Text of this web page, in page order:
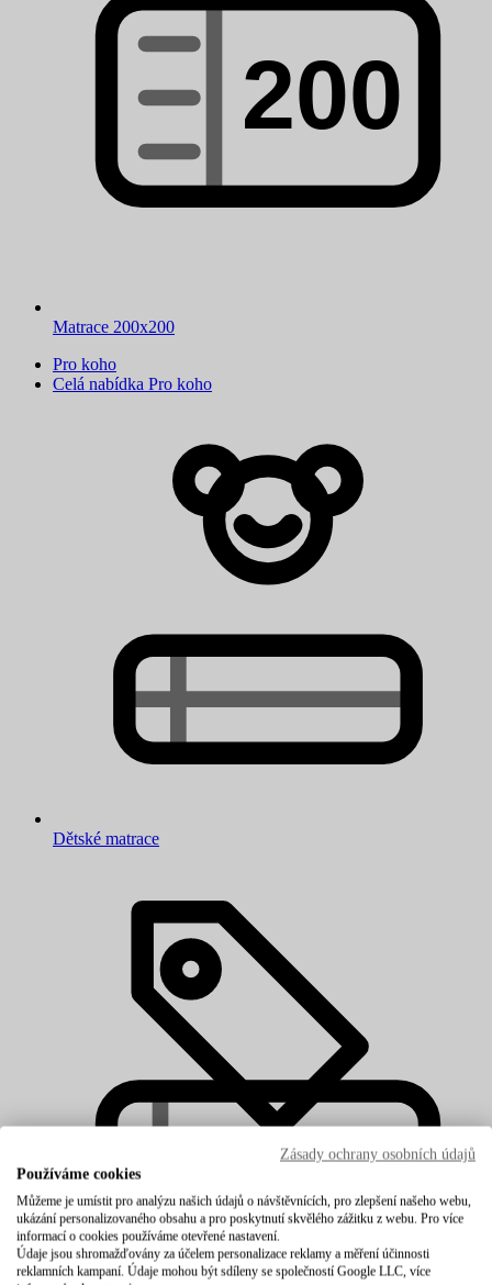
Matrace 200x200
Pro koho
Celá nabídka Pro koho
Dětské matrace
Zásady ochrany osobních údajů
Používáme cookies
Můžeme je umístit pro analýzu našich údajů o návštěvnících, pro zlepšení našeho webu,
ukázání personalizovaného obsahu a pro poskytnutí skvělého zážitku z webu. Pro více
informací o cookies používáme otevřené nastavení.
Údaje jsou shromažďovány za účelem personalizace reklamy a měření účinnosti
reklamních kampaní. Údaje mohou být sdíleny se společností Google LLC, více